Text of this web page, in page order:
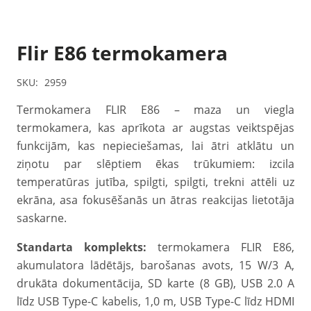
Flir E86 termokamera
SKU: 2959
Termokamera FLIR E86 – maza un viegla
termokamera, kas aprīkota ar augstas veiktspējas
funkcijām, kas nepieciešamas, lai ātri atklātu un
ziņotu par slēptiem ēkas trūkumiem: izcila
temperatūras jutība, spilgti, spilgti, trekni attēli uz
ekrāna, asa fokusēšanās un ātras reakcijas lietotāja
saskarne.
Standarta komplekts: termokamera FLIR E86,
akumulatora lādētājs, barošanas avots, 15 W/3 A,
drukāta dokumentācija, SD karte (8 GB), USB 2.0 A
līdz USB Type-C kabelis, 1,0 m, USB Type-C līdz HDMI